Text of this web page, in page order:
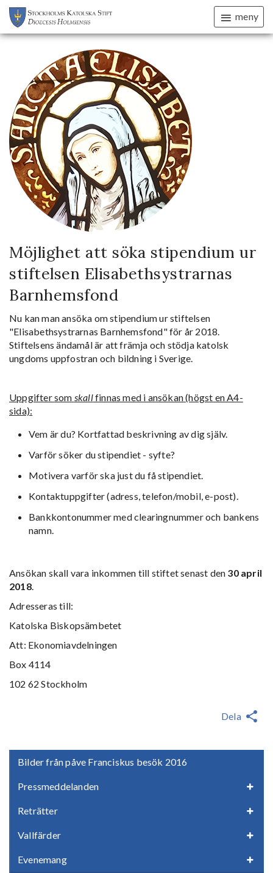
meny
Bilder från påve Franciskus besök 2016
Pressmeddelanden
Reträtter
Vallfärder
Evenemang
Möjlighet att söka stipendium ur
stiftelsen Elisabethsystrarnas
Barnhemsfond
Nu kan man ansöka om stipendium ur stiftelsen
"Elisabethsystrarnas Barnhemsfond" för år 2018.
Stiftelsens ändamål är att främja och stödja katolsk
ungdoms uppfostran och bildning i Sverige.
Uppgifter som skallfinnas med i ansökan (högst en A4-
sida):
Vem är du? Kortfattad beskrivning av dig själv.
Varför söker du stipendiet - syfte?
Motivera varför ska just du få stipendiet.
Kontaktuppgifter (adress, telefon/mobil, e-post).
Bankkontonummer med clearingnummer och bankens
namn.
Ansökan skall vara inkommen till stiftet senast den 30 april
2018.
Adresseras till:
Katolska Biskopsämbetet
Att: Ekonomiavdelningen
Box 4114
102 62 Stockholm
Dela